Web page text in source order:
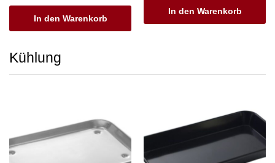
In den Warenkorb
In den Warenkorb
Kühlung